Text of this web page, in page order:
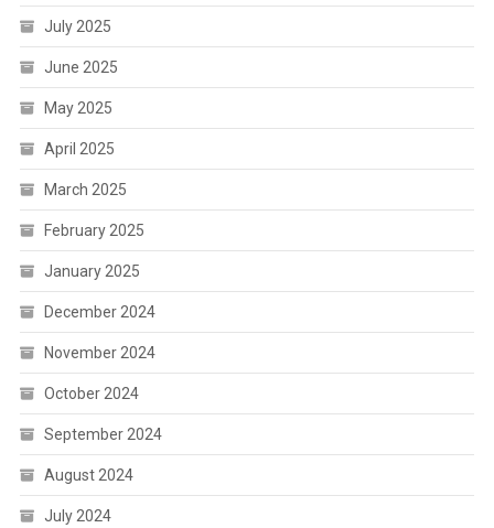
July 2025
June 2025
May 2025
April 2025
March 2025
February 2025
January 2025
December 2024
November 2024
October 2024
September 2024
August 2024
July 2024